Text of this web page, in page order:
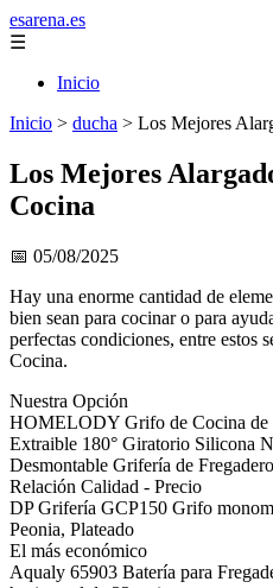
esarena.es
☰
Inicio
Inicio > ducha > Los Mejores
Los Mejores
Cocina
📅 05/08/2025
Hay una enorme cantidad de
bien sean para cocinar o para
perfectas condiciones, entre estos
Cocina.
Nuestra Opción
HOMELODY Grifo de Cocina de
Extraible 180° Giratorio Silicona
Desmontable Grifería de
Relación Calidad - Precio
DP Grifería GCP150 Grifo
Peonia, Plateado
El más económico
Aqualy 65903 Batería para